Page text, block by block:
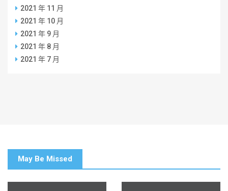
2021 年 11 月
2021 年 10 月
2021 年 9 月
2021 年 8 月
2021 年 7 月
May Be Missed